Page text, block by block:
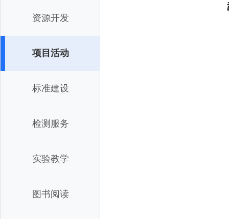
资源开发
项目活动
标准建设
检测服务
实验教学
图书阅读